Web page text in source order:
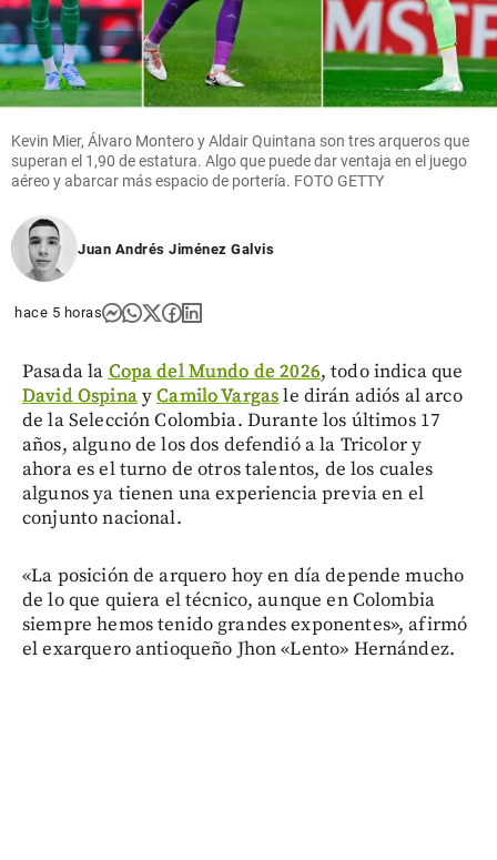
Kevin Mier, Álvaro Montero y Aldair Quintana son tres arqueros que
superan el 1,90 de estatura. Algo que puede dar ventaja en el juego
aéreo y abarcar más espacio de portería. FOTO GETTY
Juan Andrés Jiménez Galvis
hace 5 horas
Pasada la Copa del Mundo de 2026, todo indica que
David OspinayCamilo Vargasle dirán adiós al arco
de la Selección Colombia. Durante los últimos 17
años, alguno de los dos defendió a la Tricolor y
ahora es el turno de otros talentos, de los cuales
algunos ya tienen una experiencia previa en el
conjunto nacional.
«La posición de arquero hoy en día depende mucho
de lo que quiera el técnico, aunque en Colombia
siempre hemos tenido grandes exponentes», afirmó
el exarquero antioqueño Jhon «Lento» Hernández.